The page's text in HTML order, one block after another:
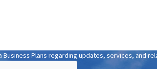
Plans regarding updates, services, and